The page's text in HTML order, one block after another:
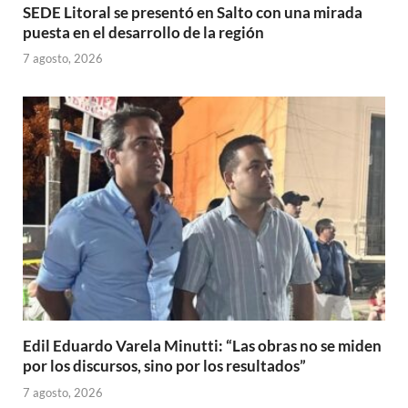
SEDE Litoral se presentó en Salto con una mirada
puesta en el desarrollo de la región
7 agosto, 2026
Edil Eduardo Varela Minutti: “Las obras no se miden
por los discursos, sino por los resultados”
7 agosto, 2026